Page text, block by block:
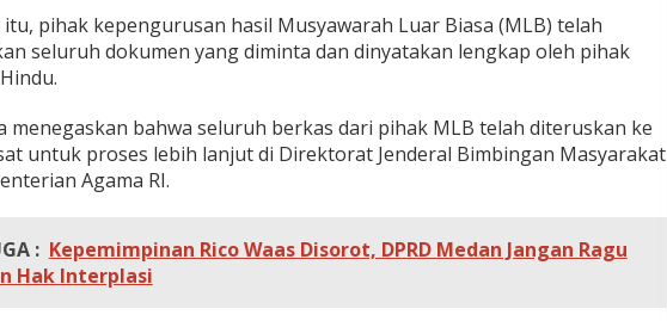
pihak kepengurusan hasil Musyawarah Luar Biasa (MLB) telah
seluruh dokumen yang diminta dan dinyatakan lengkap oleh pihak
menegaskan bahwa seluruh berkas dari pihak MLB telah diteruskan ke
untuk proses lebih lanjut di Direktorat Jenderal Bimbingan Masyarakat
Agama RI.
: Kepemimpinan Rico Waas Disorot, DPRD Medan Jangan Ragu
Hak Interplasi